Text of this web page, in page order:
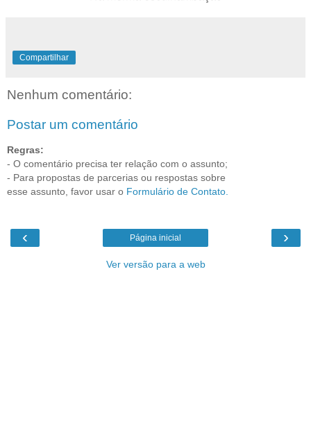
Compartilhar
Nenhum comentário:
Postar um comentário
Regras:
- O comentário precisa ter relação com o assunto;
- Para propostas de parcerias ou respostas sobre
esse assunto, favor usar o Formulário de Contato.
‹ ›
Página inicial
Ver versão para a web